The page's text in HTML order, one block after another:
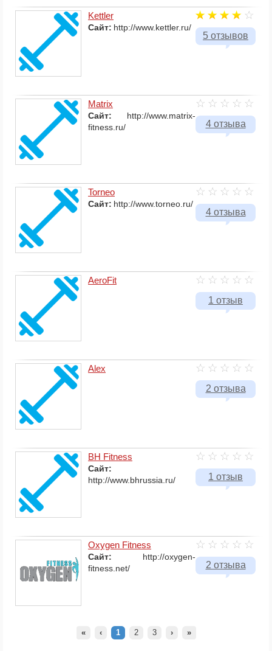
5 отзывов
Kettler
Сайт: http://www.kettler.ru/
4 отзыва
Matrix
Сайт:
http://www.matrix-
fitness.ru/
4 отзыва
Torneo
Сайт: http://www.torneo.ru/
1 отзыв
AeroFit
2 отзыва
Alex
1 отзыв
BH Fitness
Сайт:
http://www.bhrussia.ru/
2 отзыва
Oxygen Fitness
Сайт:
http://oxygen-
fitness.net/
« ‹ 1 2 3 › »